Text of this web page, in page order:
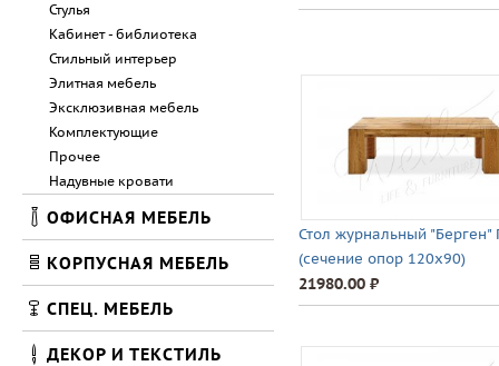
Стол журнальный "Берген"
(сечение опор 120х90)
21980.00 ⃏
Стулья
Кабинет - библиотека
Стильный интерьер
Элитная мебель
Эксклюзивная мебель
Комплектующие
Прочее
Надувные кровати
ОФИСНАЯ МЕБЕЛЬ
КОРПУСНАЯ МЕБЕЛЬ
СПЕЦ. МЕБЕЛЬ
ДЕКОР И ТЕКСТИЛЬ